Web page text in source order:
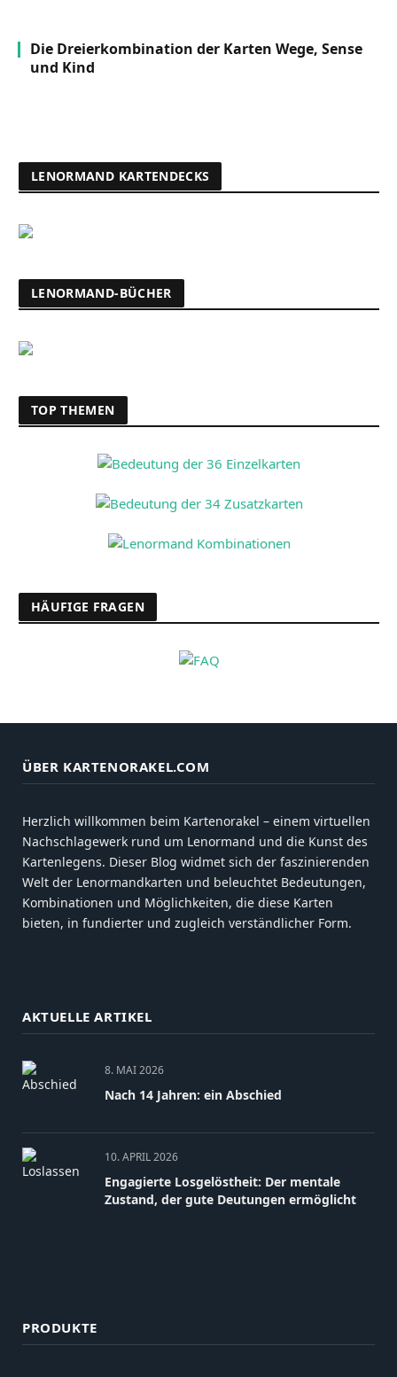
Die Dreierkombination der Karten Wege, Sense
und Kind
LENORMAND KARTENDECKS
LENORMAND-BÜCHER
TOP THEMEN
HÄUFIGE FRAGEN
ÜBER KARTENORAKEL.COM
Herzlich willkommen beim Kartenorakel – einem virtuellen
Nachschlagewerk rund um Lenormand und die Kunst des
Kartenlegens. Dieser Blog widmet sich der faszinierenden
Welt der Lenormandkarten und beleuchtet Bedeutungen,
Kombinationen und Möglichkeiten, die diese Karten
bieten, in fundierter und zugleich verständlicher Form.
AKTUELLE ARTIKEL
8. MAI 2026
Nach 14 Jahren: ein Abschied
10. APRIL 2026
Engagierte Losgelöstheit: Der mentale
Zustand, der gute Deutungen ermöglicht
PRODUKTE